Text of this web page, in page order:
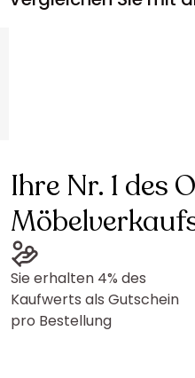
Ihre Nr. 1 des
Sie erhalten 4% des
Kaufwerts als Gutschein
pro Bestellung